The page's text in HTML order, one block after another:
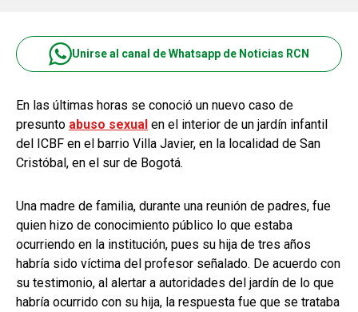
Unirse al canal de Whatsapp de Noticias RCN
En las últimas horas se conoció un nuevo caso de
presunto abuso sexual en el interior de un jardín infantil
del ICBF en el barrio Villa Javier, en la localidad de San
Cristóbal, en el sur de Bogotá.
Una madre de familia, durante una reunión de padres, fue
quien hizo de conocimiento público lo que estaba
ocurriendo en la institución, pues su hija de tres años
habría sido víctima del profesor señalado. De acuerdo con
su testimonio, al alertar a autoridades del jardín de lo que
habría ocurrido con su hija, la respuesta fue que se trataba